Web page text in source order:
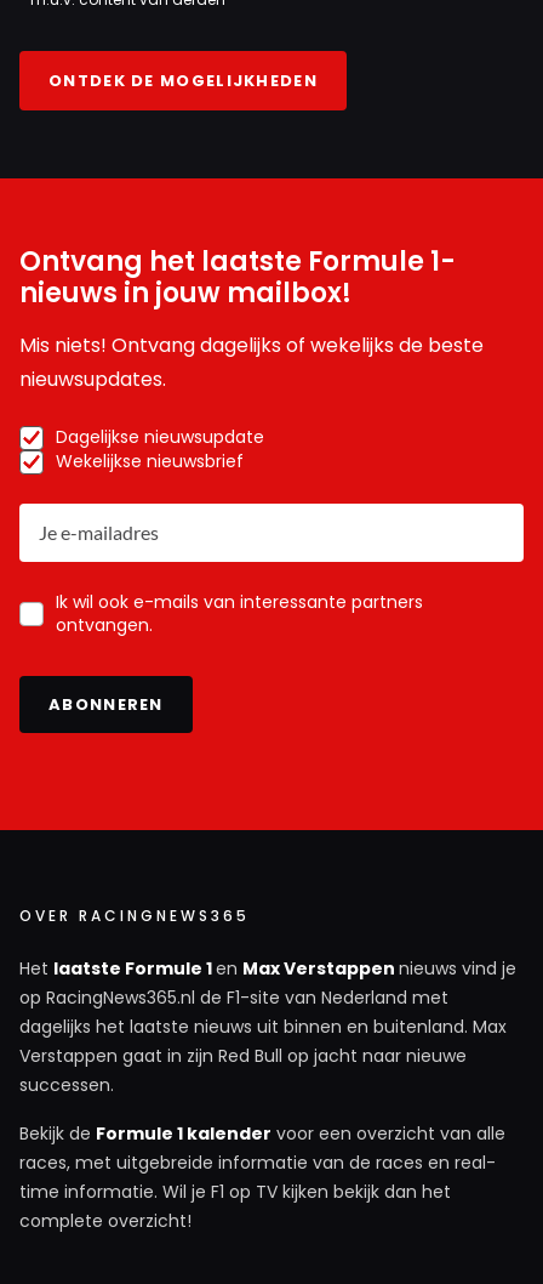
ONTDEK DE MOGELIJKHEDEN
Ontvang het laatste Formule 1-
nieuws in jouw mailbox!
Mis niets! Ontvang dagelijks of wekelijks de beste
nieuwsupdates.
Dagelijkse nieuwsupdate
Wekelijkse nieuwsbrief
Ik wil ook e-mails van interessante partners
ontvangen.
ABONNEREN
OVER RACINGNEWS365
Het laatste Formule 1en Max Verstappen nieuws vind je
op RacingNews365.nl de F1-site van Nederland met
dagelijks het laatste nieuws uit binnen en buitenland. Max
Verstappen gaat in zijn Red Bull op jacht naar nieuwe
successen.
Bekijk de Formule 1 kalender voor een overzicht van alle
races, met uitgebreide informatie van de races en real-
time informatie. Wil je F1 op TV kijken bekijk dan het
complete overzicht!